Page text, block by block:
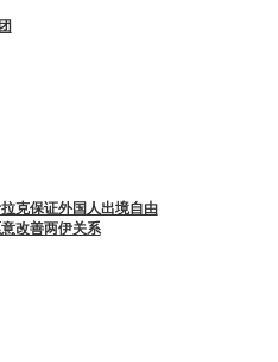
克保证外国人出境自由
改善两伊关系